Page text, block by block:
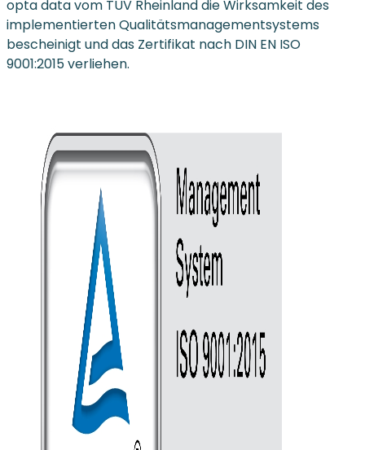
opta data vom TÜV Rheinland die Wirksamkeit des
implementierten Qualitätsmanagementsystems
bescheinigt und das Zertifikat nach DIN EN ISO
9001:2015 verliehen.